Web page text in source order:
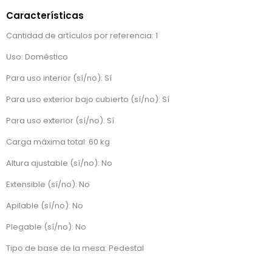
Características
Cantidad de artículos por referencia: 1
Uso: Doméstico
Para uso interior (sí/no): Sí
Para uso exterior bajo cubierto (sí/no): Sí
Para uso exterior (sí/no): Sí
Carga máxima total: 60 kg
Altura ajustable (sí/no): No
Extensible (sí/no): No
Apilable (sí/no): No
Plegable (sí/no): No
Tipo de base de la mesa: Pedestal